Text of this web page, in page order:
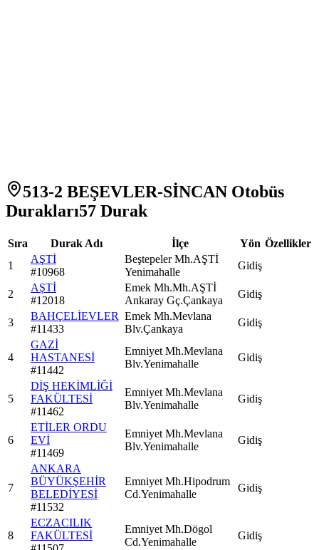
513-2 BEŞEVLER-SİNCAN Otobüs
Durakları57 Durak
Sıra Durak Adı İlçe Yön Özellikler
1
AŞTİ
#10968
Beştepeler Mh.AŞTİ
Yenimahalle
Gidiş
2
AŞTİ
#12018
Emek Mh.Mh.AŞTİ
Ankaray Gç.Çankaya
Gidiş
3
BAHÇELİEVLER
#11433
Emek Mh.Mevlana
Blv.Çankaya
Gidiş
4
GAZİ
HASTANESİ
#11442
Emniyet Mh.Mevlana
Blv.Yenimahalle
Gidiş
5
DİŞ HEKİMLİĞİ
FAKÜLTESİ
#11462
Emniyet Mh.Mevlana
Blv.Yenimahalle
Gidiş
6
ETİLER ORDU
EVİ
#11469
Emniyet Mh.Mevlana
Blv.Yenimahalle
Gidiş
7
ANKARA
BÜYÜKŞEHİR
BELEDİYESİ
#11532
Emniyet Mh.Hipodrum
Cd.Yenimahalle
Gidiş
8
ECZACILIK
FAKÜLTESİ
Emniyet Mh.Dögol
Cd.Yenimahalle
Gidiş